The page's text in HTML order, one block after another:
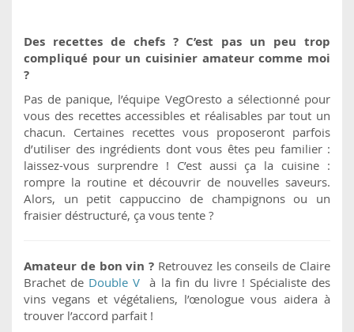
Des recettes de chefs ? C’est pas un peu trop
compliqué pour un cuisinier amateur comme moi
?
Pas de panique, l’équipe VegOresto a sélectionné pour
vous des recettes accessibles et réalisables par tout un
chacun. Certaines recettes vous proposeront parfois
d’utiliser des ingrédients dont vous êtes peu familier :
laissez-vous surprendre ! C’est aussi ça la cuisine :
rompre la routine et découvrir de nouvelles saveurs.
Alors, un petit cappuccino de champignons ou un
fraisier déstructuré, ça vous tente ?
Amateur de bon vin ? Retrouvez les conseils de Claire
Brachet de Double V à la fin du livre ! Spécialiste des
vins vegans et végétaliens, l’œnologue vous aidera à
trouver l’accord parfait !